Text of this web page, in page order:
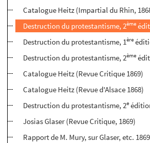
Catalogue Heitz (Impartial du Rhin,
Destruction du protestantisme, 2ème
Destruction du protestantisme, 1ère
Destruction du protestantisme, 2ème
Catalogue Heitz (Revue Critique 1869)
Catalogue Heitz (Revue d'Alsace 1868)
Destruction du protestantisme, 2e
Josias Glaser (Revue Critique, 1869)
Rapport de M. Mury, sur Glaser, etc. 1869